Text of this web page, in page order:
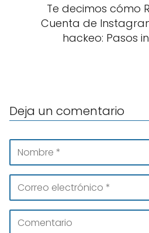
Te decimos cómo
Cuenta de
hackeo: Pasos
Deja un comentario